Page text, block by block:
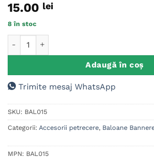
15.00 lei
8 în stoc
Adaugă în coș
Trimite mesaj WhatsApp
SKU: BAL015
Categorii: Accesorii petrecere, Baloane
MPN: BAL015